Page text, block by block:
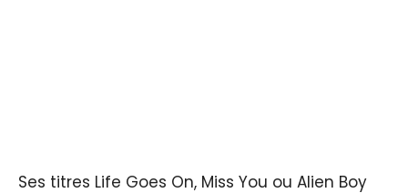
Ses titres Life Goes On, Miss You ou Alien Boy